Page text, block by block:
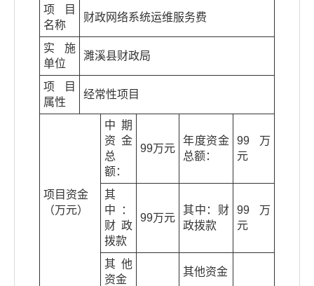
项目
名称
财政网络系统运维服务费
实施
单位
濉溪县财政局
项目
属性
经常性项目
项目资金
（万元）
中期
资金
总
额：
99万元
年度资金
总额：
99万
元
其
中：
财政
拨款
99万元
其中：财
政拨款
99万
元
其他
资金
其他资金